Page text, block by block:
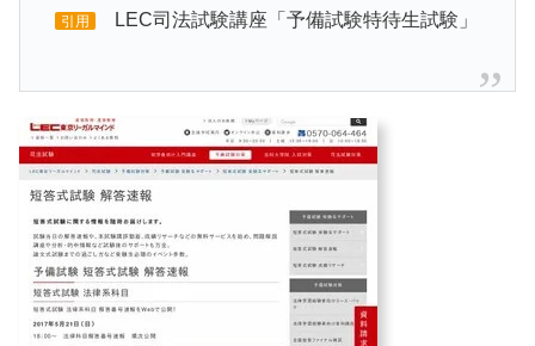
引用 LEC司法試験講座「予備試験特待生試験」